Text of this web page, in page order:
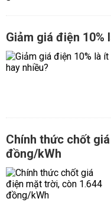
Giảm giá điện 10%
Chính thức chốt
đồng/kWh